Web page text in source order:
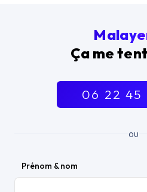
Ça me
06 22 45
ou
Prénom & nom